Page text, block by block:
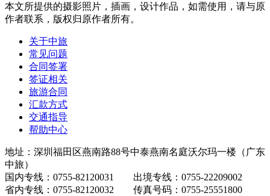
本文所提供的摄影照片，插画，设计作品，如需使用，请与原
作者联系，版权归原作者所有。
关于中旅
常见问题
合同签署
签证相关
旅游合同
汇款方式
交通指导
帮助中心
地址：深圳福田区燕南路88号中泰燕南名庭沃尔玛一楼（广东
中旅）
国内专线：0755-82120031 出境专线：0755-22209002
省内专线：0755-82120032 传真号码：0755-25551800